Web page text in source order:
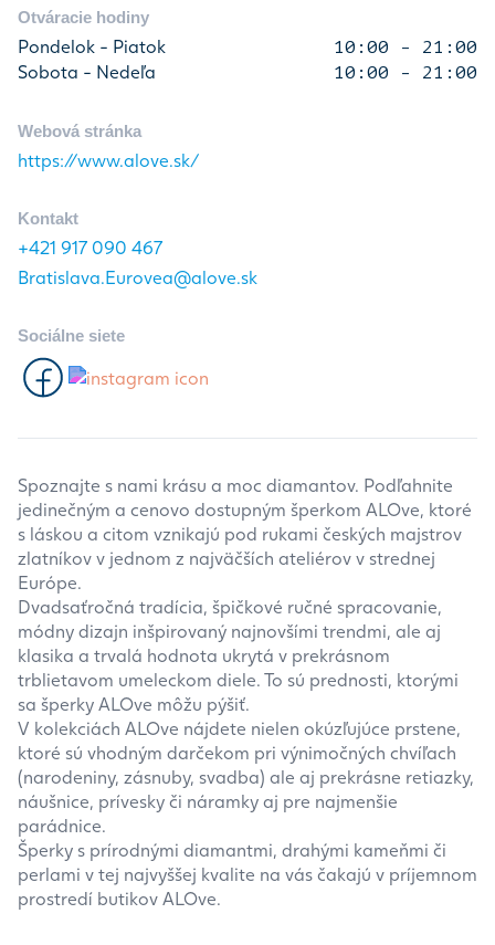
Otváracie hodiny
Pondelok - Piatok 10:00 - 21:00
Sobota - Nedeľa 10:00 - 21:00
Webová stránka
https://www.alove.sk/
Kontakt
+421 917 090 467
Bratislava.Eurovea@alove.sk
Sociálne siete
Spoznajte s nami krásu a moc diamantov. Podľahnite
jedinečným a cenovo dostupným šperkom ALOve, ktoré
s láskou a citom vznikajú pod rukami českých majstrov
zlatníkov v jednom z najväčších ateliérov v strednej
Európe.
Dvadsaťročná tradícia, špičkové ručné spracovanie,
módny dizajn inšpirovaný najnovšími trendmi, ale aj
klasika a trvalá hodnota ukrytá v prekrásnom
trblietavom umeleckom diele. To sú prednosti, ktorými
sa šperky ALOve môžu pýšiť.
V kolekciách ALOve nájdete nielen okúzľujúce prstene,
ktoré sú vhodným darčekom pri výnimočných chvíľach
(narodeniny, zásnuby, svadba) ale aj prekrásne retiazky,
náušnice, prívesky či náramky aj pre najmenšie
parádnice.
Šperky s prírodnými diamantmi, drahými kameňmi či
perlami v tej najvyššej kvalite na vás čakajú v príjemnom
prostredí butikov ALOve.